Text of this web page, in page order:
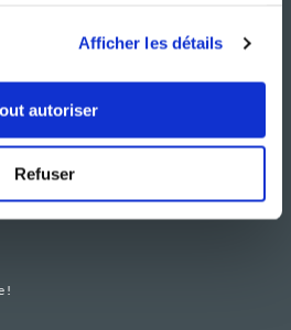
Afficher les détails
autoriser
Refuser
C.G.U
Politique de confidentialité
Utilisation des Cookies
!